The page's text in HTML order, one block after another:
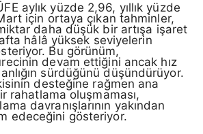
aylık yüzde 2,96, yıllık yüzde
için ortaya çıkan tahminler,
daha düşük bir artışa işaret
hâlâ yüksek seviyelerin
Bu görünüm,
devam ettiğini ancak hız
sürdüğünü düşündürüyor.
desteğine rağmen ana
rahatlama oluşmaması,
davranışlarının yakından
edeceğini gösteriyor.